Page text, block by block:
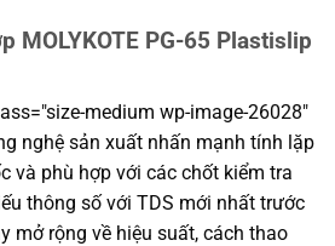
MOLYKOTE PG-65 Plastislip
medium wp-image-26028"
nghệ sản xuất nhấn mạnh tính lặp
và phù hợp với các chốt kiểm tra
thông số với TDS mới nhất trước
mở rộng về hiệu suất, cách thao